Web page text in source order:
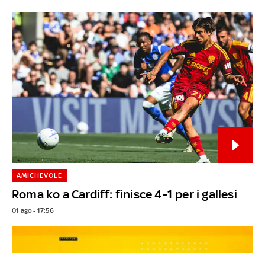
Roma ko a Cardiff: finisce 4-1 per i gallesi
AMICHEVOLE
01 ago - 17:56